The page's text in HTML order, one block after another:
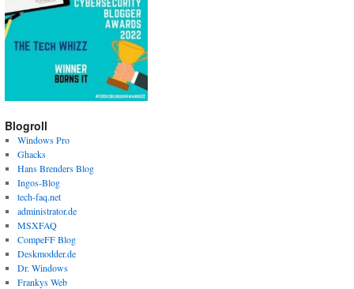
Blogroll
Windows Pro
Ghacks
Hans Brenders Blog
Ingos-Blog
tech-faq.net
administrator.de
MSXFAQ
CompeFF Blog
Deskmodder.de
Dr. Windows
Frankys Web